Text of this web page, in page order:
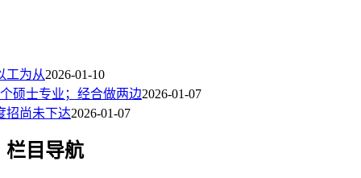
工为从2026-01-10
硕士专业；经合做两边2026-01-07
招尚未下达2026-01-07
栏目导航